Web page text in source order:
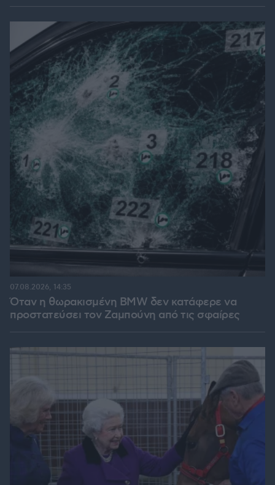
Όταν η θωρακισμένη BMW δεν κατάφερε να
προστατεύσει τον Ζαμπούνη από τις σφαίρες
07.08.2026, 14:35